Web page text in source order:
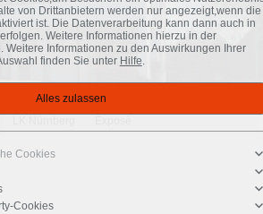
von Drittanbietern werden nur angezeigt,wenn die
ist. Die Datenverarbeitung kann dann auch in
Weitere Informationen hierzu in der
Weitere Informationen zu den Auswirkungen Ihrer
finden Sie unter Hilfe.
Cookies
Cookies